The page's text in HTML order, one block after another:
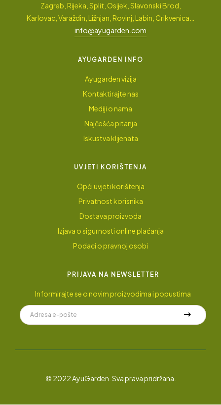
Zagreb, Rijeka, Split, Osijek, Slavonski Brod,
Karlovac, Varaždin, Ližnjan, Rovinj, Labin, Crikvenica…
info@ayugarden.com
AYUGARDEN INFO
Ayugarden vizija
Kontaktirajte nas
Mediji o nama
Najčešća pitanja
Iskustva klijenata
UVJETI KORIŠTENJA
Opći uvjeti korištenja
Privatnost korisnika
Dostava proizvoda
Izjava o sigurnosti online plaćanja
Podaci o pravnoj osobi
PRIJAVA NA NEWSLETTER
Informirajte se o novim proizvodima i popustima
© 2022 AyuGarden Sva prava pridržana.